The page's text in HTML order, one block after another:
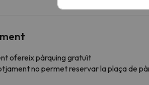
ofereix pàrquing gratuït
no permet reservar la plaça de